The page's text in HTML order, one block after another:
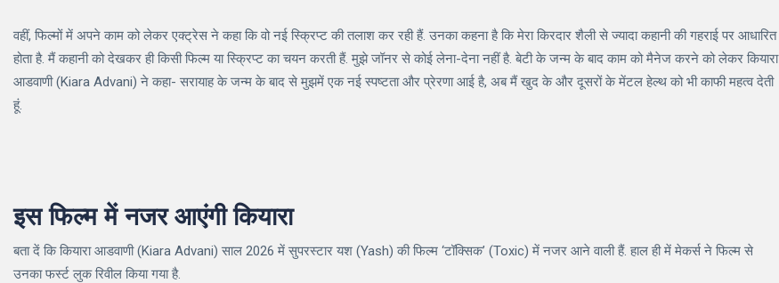
वहीं, फिल्मों में अपने काम को लेकर एक्ट्रेस ने कहा कि वो नई स्क्रिप्ट की तलाश कर रही हैं. उनका कहना है कि मेरा किरदार शैली से ज्यादा कहानी की गहराई पर आधारित
होता है. मैं कहानी को देखकर ही किसी फिल्म या स्क्रिप्ट का चयन करती हैं. मुझे जॉनर से कोई लेना-देना नहीं है. बेटी के जन्म के बाद काम को मैनेज करने को लेकर कियारा
आडवाणी (Kiara Advani) ने कहा- सरायाह के जन्म के बाद से मुझमें एक नई स्पष्टता और प्रेरणा आई है, अब मैं खुद के और दूसरों के मेंटल हेल्थ को भी काफी महत्व देती
हूं.
इस फिल्म में नजर आएंगी कियारा
बता दें कि कियारा आडवाणी (Kiara Advani) साल 2026 में सुपरस्टार यश (Yash) की फिल्म ‘टॉक्सिक’ (Toxic) में नजर आने वाली हैं. हाल ही में मेकर्स ने फिल्म से
उनका फर्स्ट लुक रिवील किया गया है.